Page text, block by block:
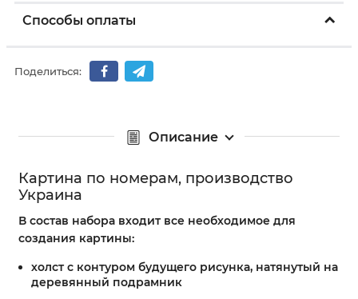
Способы оплаты
Поделиться:
Описание
Картина по номерам, производство
Украина
В состав набора входит все необходимое для
создания картины:
холст с контуром будущего рисунка, натянутый на
деревянный подрамник